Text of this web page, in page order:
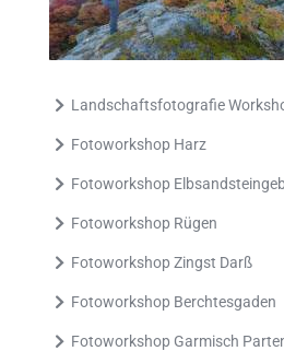
Landschaftsfotografie
Fotoworkshop Harz
Fotoworkshop
Fotoworkshop Rügen
Fotoworkshop Zingst Darß
Fotoworkshop Berchtesgaden
Fotoworkshop Garmisch